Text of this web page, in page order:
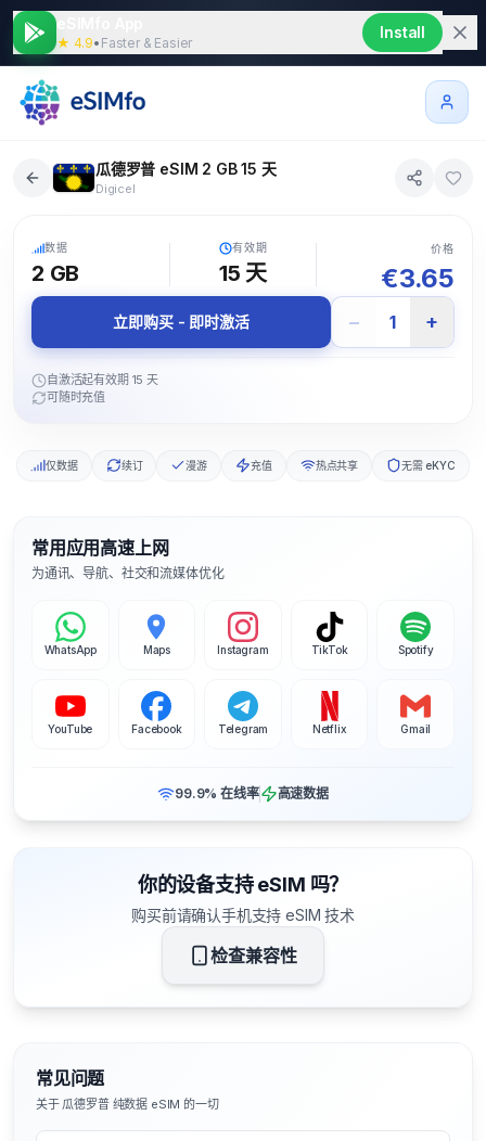
★ 4.9• Faster & Easier
Install
瓜德罗普 eSIM 2 GB 15 天
Digicel
数据
2 GB
有效期
15 天
价格
€3.65
立即购买 - 即时激活 − 1 +
自激活起有效期 15 天
可随时充值
仅数据 续订 漫游 充值 热点共享 无需 eKYC
常用应用高速上网
为通讯、导航、社交和流媒体优化
WhatsApp Maps Instagram TikTok Spotify
YouTube Facebook Telegram Netflix Gmail
99.9% 在线率 高速数据
你的设备支持 eSIM 吗？
购买前请确认手机支持 eSIM 技术
检查兼容性
常见问题
关于 瓜德罗普 纯数据 eSIM 的一切